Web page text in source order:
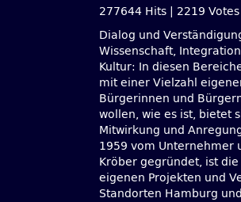
277644 Hits
2219 Votes
Dialog und
Wissenschaft,
Kultur: In diesen
mit einer Vielzahl
Bürgerinnen und
wollen, wie es ist, bietet
Mitwirkung und
1959 vom Unternehmer
Kröber gegründet, ist
eigenen Projekten und
Standorten Hamburg